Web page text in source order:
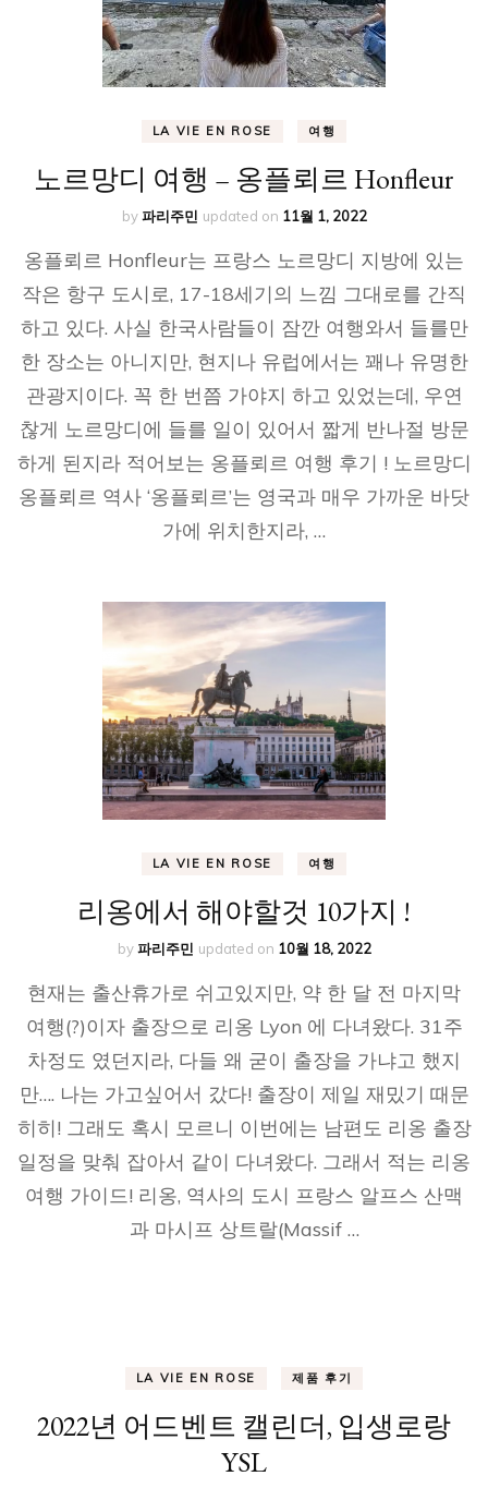
LA VIE EN ROSE 여행
노르망디 여행 – 옹플뢰르 Honfleur
by파리주민 updated on 11월 1, 2022
옹플뢰르 Honfleur는 프랑스 노르망디 지방에 있는
작은 항구 도시로, 17-18세기의 느낌 그대로를 간직
하고 있다. 사실 한국사람들이 잠깐 여행와서 들를만
한 장소는 아니지만, 현지나 유럽에서는 꽤나 유명한
관광지이다. 꼭 한 번쯤 가야지 하고 있었는데, 우연
찮게 노르망디에 들를 일이 있어서 짧게 반나절 방문
하게 된지라 적어보는 옹플뢰르 여행 후기 ! 노르망디
옹플뢰르 역사 ‘옹플뢰르’는 영국과 매우 가까운 바닷
가에 위치한지라, …
LA VIE EN ROSE 여행
리옹에서 해야할것 10가지 !
by파리주민 updated on 10월 18, 2022
현재는 출산휴가로 쉬고있지만, 약 한 달 전 마지막
여행(?)이자 출장으로 리옹 Lyon 에 다녀왔다. 31주
차정도 였던지라, 다들 왜 굳이 출장을 가냐고 했지
만…. 나는 가고싶어서 갔다! 출장이 제일 재밌기 때문
히히! 그래도 혹시 모르니 이번에는 남편도 리옹 출장
일정을 맞춰 잡아서 같이 다녀왔다. 그래서 적는 리옹
여행 가이드! 리옹, 역사의 도시 프랑스 알프스 산맥
과 마시프 상트랄(Massif …
LA VIE EN ROSE 제품 후기
2022년 어드벤트 캘린더, 입생로랑
YSL